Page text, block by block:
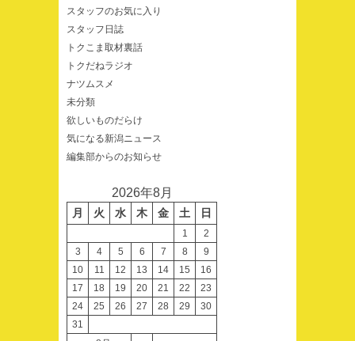
スタッフのお気に入り
スタッフ日誌
トクこま取材裏話
トクだねラジオ
ナツムスメ
未分類
欲しいものだらけ
気になる新潟ニュース
編集部からのお知らせ
2026年8月
月 火 水 木 金 土 日
1
2
3
4 5 6 7 8
9
10
11 12 13 14 15
16
17
18 19 20 21 22
23
24
25 26 27 28 29
30
31